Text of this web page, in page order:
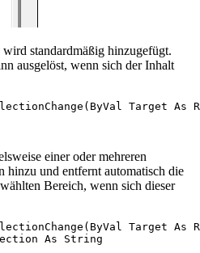
standardmäßig hinzugefügt.
ausgelöst, wenn sich der Inhalt
Target As
einer oder mehreren
hinzu und entfernt automatisch die
Bereich, wenn sich dieser
Target As
As String